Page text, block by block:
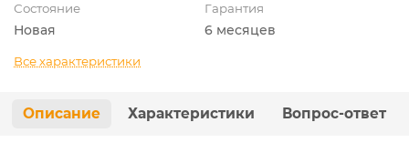
Состояние
Новая
Гарантия
6 месяцев
Все характеристики
Описание Характеристики Вопрос-ответ